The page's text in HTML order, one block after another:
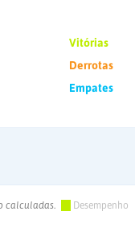
Vitórias
Derrotas
Empates
calculadas. Desempenho